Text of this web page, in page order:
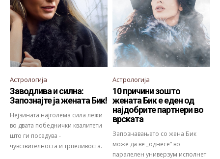
Астрологија
Заводлива и силна:
Запознајте ја жената Бик!
Нејзината најголема сила лежи
во двата победнички квалитети
што ги поседува -
чувствителноста и трпеливоста.
Астрологија
10 причини зошто
жената Бик е еден од
најдобрите партнери во
врската
Запознавањето со жена Бик
може да ве „однесе“ во
паралелен универзум исполнет